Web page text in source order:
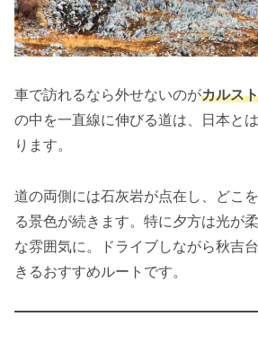
車で訪れるなら外せないのがカルス
の中を一直線に伸びる道は、日本と
ります。
道の両側には石灰岩が点在し、どこ
る景色が続きます。特に夕方は光が
な雰囲気に。ドライブしながら秋吉
きるおすすめルートです。